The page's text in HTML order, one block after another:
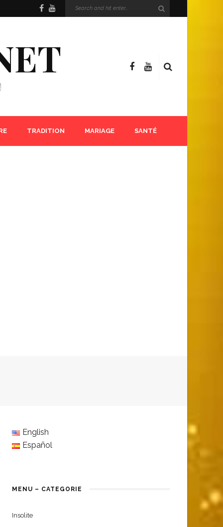
TRADITION MARIAGE SANTÉ
English
Español
MENU – CATEGORIE
Insolite